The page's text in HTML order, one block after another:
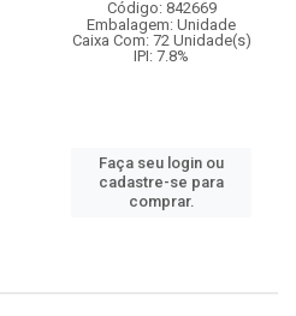
Código: 842669
Embalagem: Unidade
Caixa Com: 72 Unidade(s)
IPI: 7.8%
Faça seu login ou
cadastre-se para
comprar.